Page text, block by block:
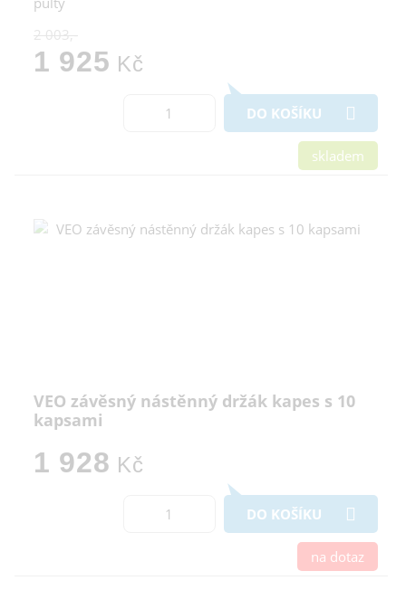
2 003,-
1 925 Kč
DO KOŠÍKU
skladem
VEO závěsný nástěnný držák kapes s 10
kapsami
1 928 Kč
DO KOŠÍKU
na dotaz